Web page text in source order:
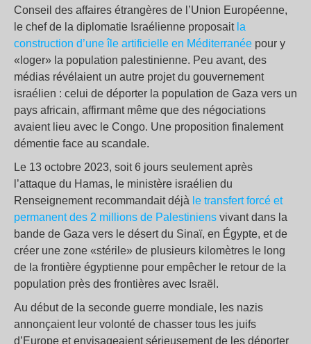
Conseil des affaires étrangères de l’Union Européenne,
le chef de la diplomatie Israélienne proposait la
construction d’une île artificielle en Méditerranée pour y
«loger» la population palestinienne. Peu avant, des
médias révélaient un autre projet du gouvernement
israélien : celui de déporter la population de Gaza vers un
pays africain, affirmant même que des négociations
avaient lieu avec le Congo. Une proposition finalement
démentie face au scandale.
Le 13 octobre 2023, soit 6 jours seulement après
l’attaque du Hamas, le ministère israélien du
Renseignement recommandait déjà le transfert forcé et
permanent des 2 millions de Palestiniens vivant dans la
bande de Gaza vers le désert du Sinaï, en Égypte, et de
créer une zone «stérile» de plusieurs kilomètres le long
de la frontière égyptienne pour empêcher le retour de la
population près des frontières avec Israël.
Au début de la seconde guerre mondiale, les nazis
annonçaient leur volonté de chasser tous les juifs
d’Europe et envisageaient sérieusement de les déporter